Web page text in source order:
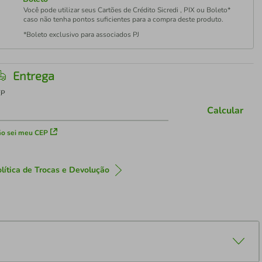
Você pode utilizar seus Cartões de Crédito Sicredi , PIX ou Boleto*
caso não tenha pontos suficientes para a compra deste produto.
*Boleto exclusivo para associados PJ
Entrega
sei meu CEP
Calcular
de Trocas e Devolução